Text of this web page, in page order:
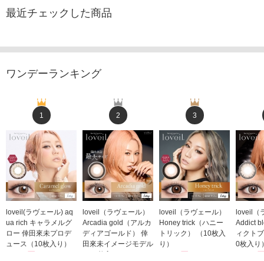
最近チェックした商品
ワンデーランキング
1
loveil(ラヴェール) aq
ua rich キャラメルグ
ロー 倖田來未プロデ
ュース（10枚入り）
2
loveil（ラヴェール）
Arcadia gold（アルカ
ディアゴールド） 倖
田來未イメージモデル
（10枚入り）
3
loveil（ラヴェール）
Honey trick（ハニー
トリック） （10枚入
り）
loveil（
Addict
ィクト
0枚入り